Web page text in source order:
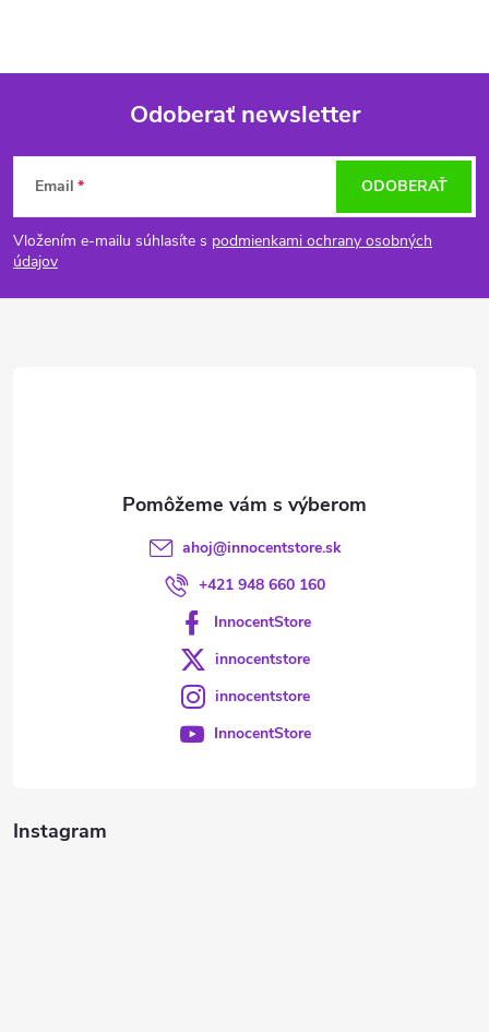
Z
á
p
Odoberať newsletter
Email
Vložením e-mailu súhlasíte s podmienkami ochrany osobných
údajov
ODOBERAŤ
Instagram
ahoj@innocentstore.sk
+421 948 660 160
InnocentStore
innocentstore
innocentstore
InnocentStore